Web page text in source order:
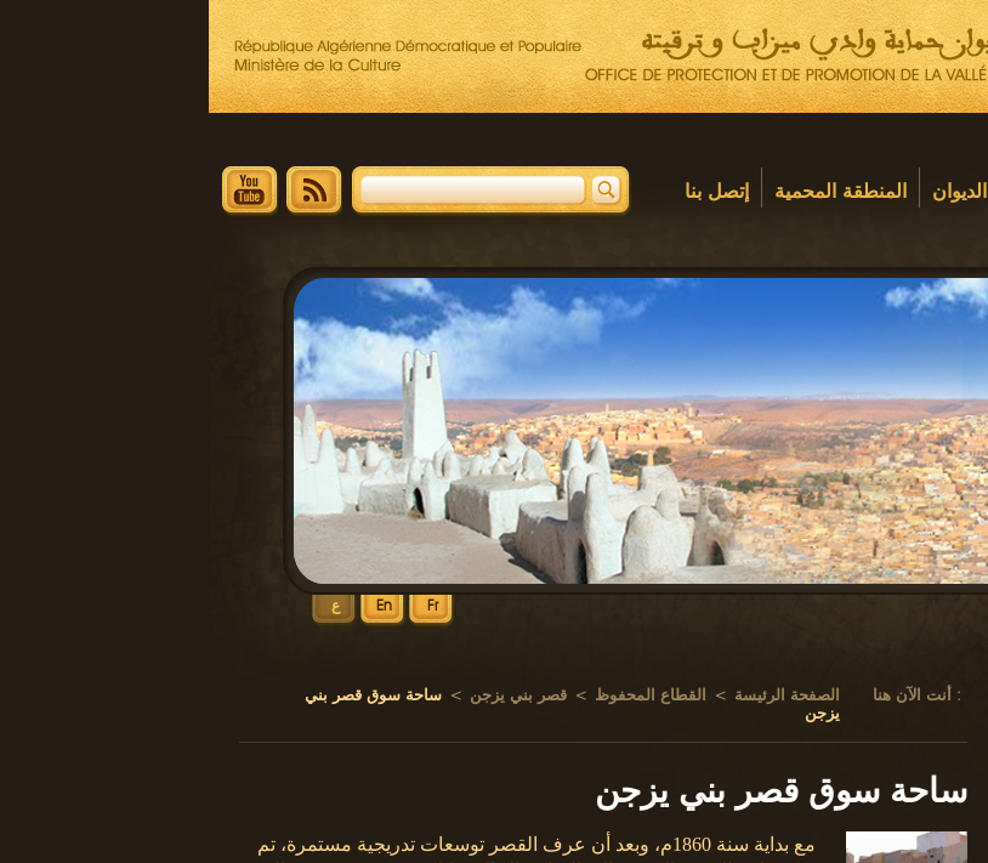
الديوان المنطقة المحمية إتصل بنا
Fr
En ع
أنت الآن هنا : الصفحة الرئيسة > القطاع المحفوظ > قصر بني يزجن > ساحة سوق قصر بني
يزجن
ساحة سوق قصر بني يزجن
مع بداية سنة 1860م، وبعد أن عرف القصر توسعات تدريجية مستمرة، تم